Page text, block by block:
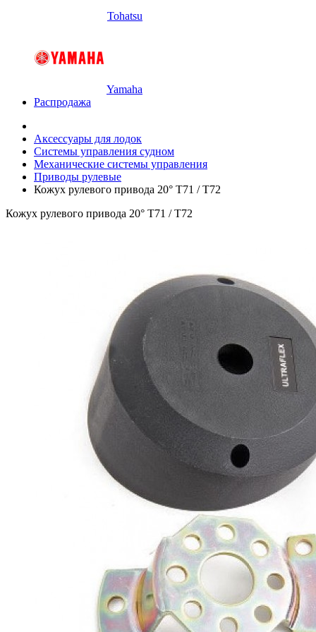
Tohatsu
Yamaha
Распродажа
Аксессуары для лодок
Системы управления судном
Механические системы управления
Приводы рулевые
Кожух рулевого привода 20° T71 / T72
Кожух рулевого привода 20° T71 / T72